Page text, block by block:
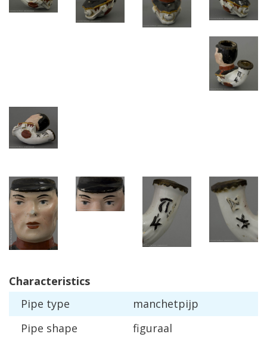
Characteristics
Pipe type
manchetpijp
Pipe shape
figuraal